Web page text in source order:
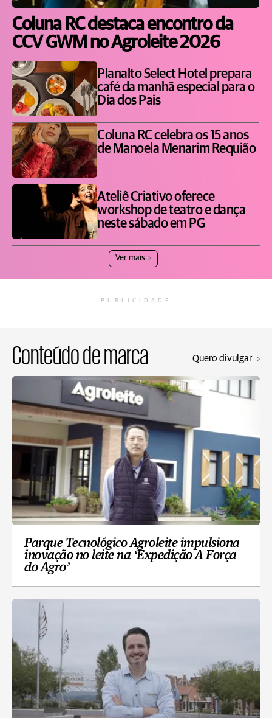
Coluna RC destaca encontro da
CCV GWM no Agroleite 2026
Planalto Select Hotel prepara
café da manhã especial para o
Dia dos Pais
Coluna RC celebra os 15 anos
de Manoela Menarim Requião
Ateliê Criativo oferece
workshop de teatro e dança
neste sábado em PG
Ver mais
PUBLICIDADE
Conteúdo de marca Quero divulgar
Parque Tecnológico Agroleite impulsiona
inovação no leite na ‘Expedição A Força
do Agro’